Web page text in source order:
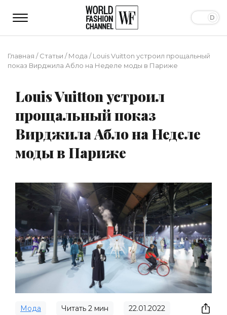
Главная /Статьи /Мода /Louis Vuitton устроил прощальный
показ Вирджила Абло на Неделе моды в Париже
Louis Vuitton устроил
прощальный показ
Вирджила Абло на Неделе
моды в Париже
Мода Читать 2 мин 22.01.2022